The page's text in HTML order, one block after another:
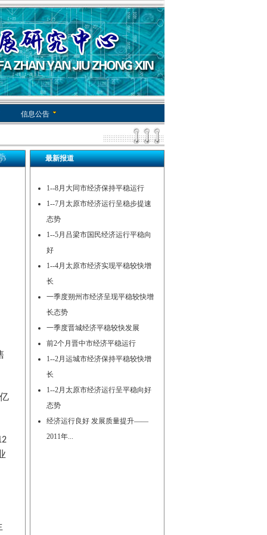
信息公告
最新报道
亿
1--8月大同市经济保持平稳运行
1--7月太原市经济运行呈稳步提速
态势
1--5月吕梁市国民经济运行平稳向
好
1--4月太原市经济实现平稳较快增
长
一季度朔州市经济呈现平稳较快增
长态势
一季度晋城经济平稳较快发展
前2个月晋中市经济平稳运行
1--2月运城市经济保持平稳较快增
长
1--2月太原市经济运行呈平稳向好
态势
经济运行良好 发展质量提升——
2011年...